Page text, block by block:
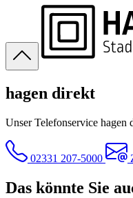
hagen direkt
Unser Telefonservice
02331 207-5000
Das könnte Sie